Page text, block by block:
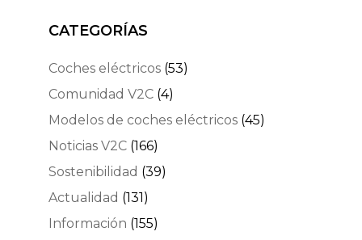
CATEGORÍAS
Coches eléctricos (53)
Comunidad V2C (4)
Modelos de coches eléctricos (45)
Noticias V2C (166)
Sostenibilidad (39)
Actualidad (131)
Información (155)